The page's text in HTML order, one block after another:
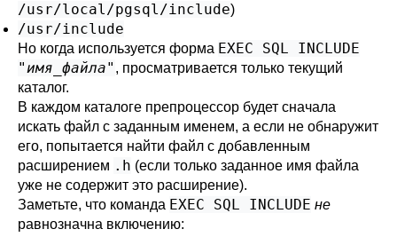
/usr/local/pgsql/include)
/usr/include
Но когда используется форма EXEC SQL INCLUDE
"имя_файла" , просматривается только текущий
каталог.
В каждом каталоге препроцессор будет сначала
искать файл с заданным именем, а если не обнаружит
его, попытается найти файл с добавленным
расширением .h (если только заданное имя файла
уже не содержит это расширение).
Заметьте, что команда EXEC SQL INCLUDE не
равнозначна включению: